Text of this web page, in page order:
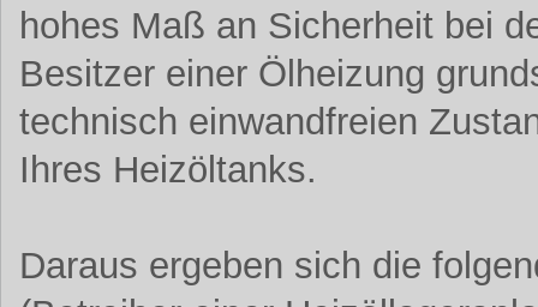
hohes Maß an Sicherheit bei
Besitzer einer Ölheizung
technisch einwandfreien
Ihres Heizöltanks.
Daraus ergeben sich die